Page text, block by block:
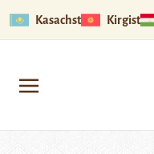
Kasachstan Kirgistan